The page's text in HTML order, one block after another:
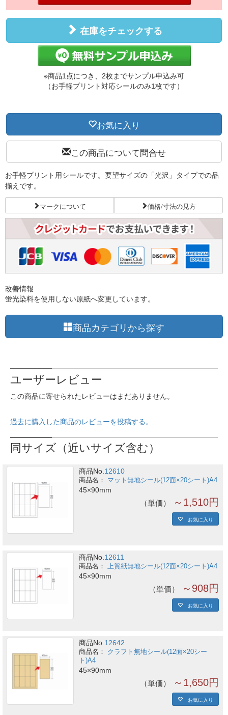
在庫をチェックする
※商品1点につき、2枚までサンプル申込み可
（お手軽プリント対応シールのみ1枚です）
お気に入り
この商品について問合せ
お手軽プリント用シールです。要望サイズの「光沢」タイプでの品
揃えです。
マークについて 価格/寸法の見方
改善情報
蛍光染料を使用しない原紙へ変更しています。
商品カテゴリから探す
ユーザーレビュー
この商品に寄せられたレビューはまだありません。
過去に購入した商品のレビューを投稿する。
同サイズ（近いサイズ含む）
商品No.12610
マット無地シール(12面×20シート)A4
45×90mm
単価 ～1,510円
お気に入り
商品No. 12611
上質紙無地シール(12面×20シート)A4
45×90mm
単価 ～908円
お気に入り
商品No. 12642
クラフト無地シール(12面×20シー
ト)A4
45×90mm
単価 ～1,650円
お気に入り